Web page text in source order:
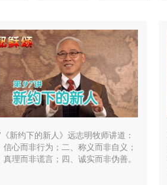
新约下的新人》远志明牧师讲道：
信心而非行为；二、称义而非自义；
真理而非谎言；四、诚实而非伪善。